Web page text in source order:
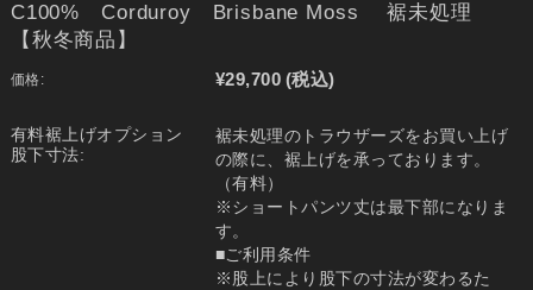
C100% Corduroy Brisbane Moss 裾未処理
【秋冬商品】
価格: ¥29,700 (税込)
有料裾上げオプション
股下寸法:
裾未処理のトラウザーズをお買い上げ
の際に、裾上げを承っております。
（有料）
※ショートパンツ丈は最下部になりま
す。
■ご利用条件
※股上により股下の寸法が変わるた